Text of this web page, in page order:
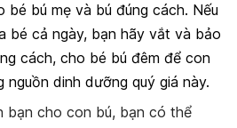
bé bú mẹ và bú đúng cách. Nếu
bé cả ngày, bạn hãy vắt và bảo
cách, cho bé bú đêm để con
nguồn dinh dưỡng quý giá này.
bạn cho con bú, bạn có thể